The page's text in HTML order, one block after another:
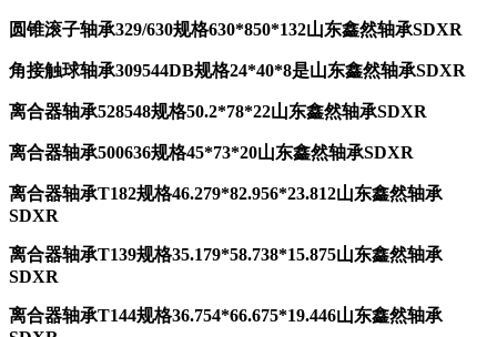
圆锥滚子轴承329/630规格630*850*132山东鑫然轴承SDXR
角接触球轴承309544DB规格24*40*8是山东鑫然轴承SDXR
离合器轴承528548规格50.2*78*22山东鑫然轴承SDXR
离合器轴承500636规格45*73*20山东鑫然轴承SDXR
离合器轴承T182规格46.279*82.956*23.812山东鑫然轴承
SDXR
离合器轴承T139规格35.179*58.738*15.875山东鑫然轴承
SDXR
离合器轴承T144规格36.754*66.675*19.446山东鑫然轴承